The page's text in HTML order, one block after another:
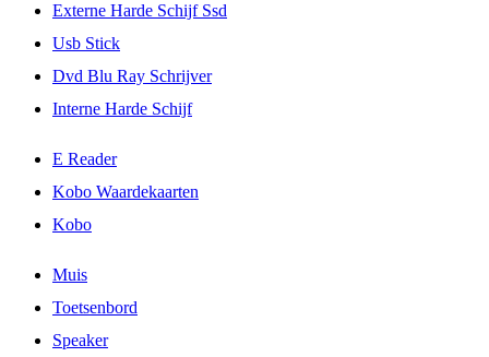
Externe Harde Schijf Ssd
Usb Stick
Dvd Blu Ray Schrijver
Interne Harde Schijf
E Reader
Kobo Waardekaarten
Kobo
Muis
Toetsenbord
Speaker